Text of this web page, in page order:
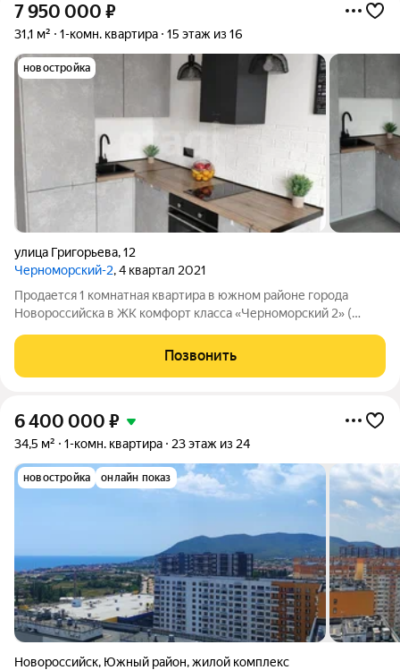
7 950 000 ₽
31,1 м² 1-комн. квартира 15 этаж из 16
новостройка
улица Григорьева,12
Черноморский-2, 4 квартал 2021
Продается 1 комнатная квартира в южном районе города
Новороссийска в ЖК комфорт класса «Черноморский 2» (
Закрытая детская площадка. БЕЗ АВТО. Инфраструктура
развита. Транспорт, маркет Лента,
Позвонить
6 400 000 ₽
34,5 м² 1-комн. квартира 23 этаж из 24
новостройка онлайн показ
Новороссийск, Южный район,жилой комплекс